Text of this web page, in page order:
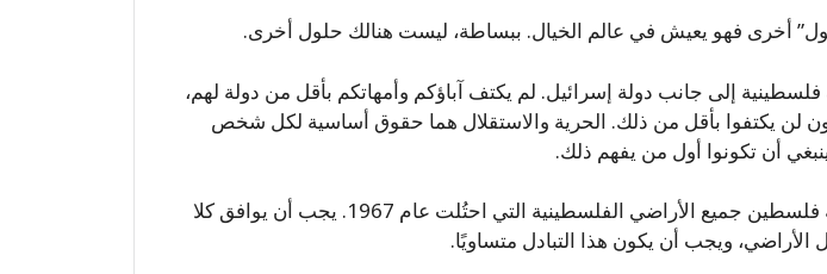
أخرى فهو يعيش في عالم الخيال. ببساطة، ليست هنالك حلول أخرى.
إلى جانب دولة إسرائيل. لم يكتف آباؤكم وأمهاتكم بأقل من دولة لهم،
لن يكتفوا بأقل من ذلك. الحرية والاستقلال هما حقوق أساسية لكل شخص
أن تكونوا أول من يفهم ذلك.
يجب أن تضم دولة فلسطين جميع الأراضي الفلسطينية التي احتُلت عام 1967. يجب أن يوافق كلا
الأراضي، ويجب أن يكون هذا التبادل متساويًا.